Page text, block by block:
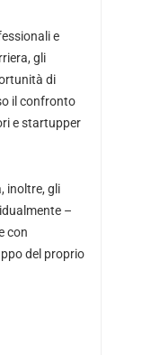
e
gli
di
il confronto
e startupper
inoltre, gli
–
con
del proprio